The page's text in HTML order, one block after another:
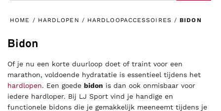
HOME / HARDLOPEN / HARDLOOPACCESSOIRES /BIDON
Bidon
Of je nu een korte duurloop doet of traint voor een
marathon, voldoende hydratatie is essentieel tijdens het
hardlopen. Een goede bidon is dan ook onmisbaar voor
iedere hardloper. Bij LJ Sport vind je handige en
functionele bidons die je gemakkelijk meeneemt tijdens je